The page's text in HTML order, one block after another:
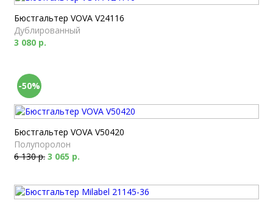
Бюстгальтер VOVA V24116
Дублированный
3 080 р.
-50%
Бюстгальтер VOVA V50420
Полупоролон
6 130 р. 3 065 р.